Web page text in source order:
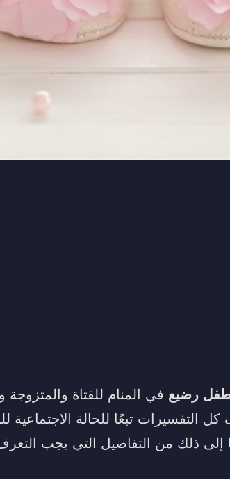
طفل رضيع في المنام للفتاة
التفسيرات تبعًا للحالة الاجتماعية
ذلك من التفاصيل التي يجب التعرف